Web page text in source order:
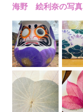
海野 絵利奈の写真